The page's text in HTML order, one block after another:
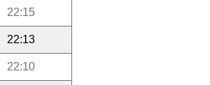
22:15
22:13
22:10